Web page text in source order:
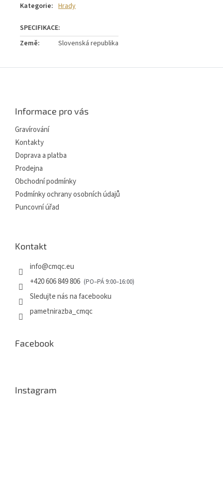
Kategorie: Hrady
Země: Slovenská republika
Informace pro vás
Gravírování
Kontakty
Doprava a platba
Prodejna
Obchodní podmínky
Podmínky ochrany osobních údajů
Puncovní úřad
Kontakt
info@cmqc.eu
+420 606 849 806
Sledujte nás na facebooku
pametnirazba_cmqc
Facebook
Instagram